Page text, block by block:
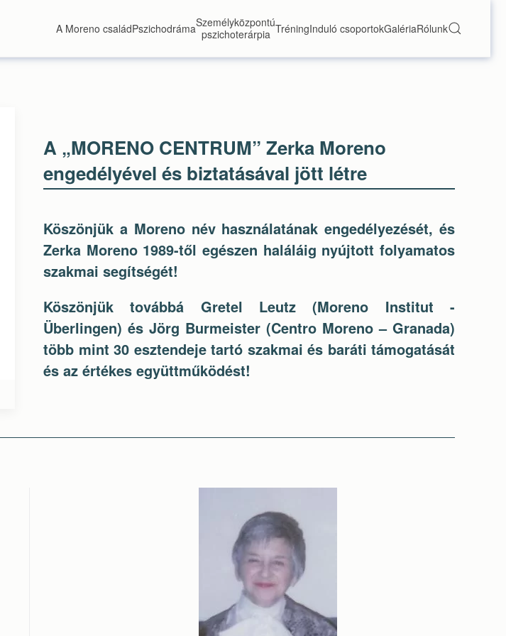
A Moreno családPszichodrámaSzemélyközpontú
pszichoterárpia TréningInduló csoportokGalériaRólunk
A „MORENO CENTRUM” Zerka Moreno
engedélyével és biztatásával jött létre
Köszönjük a Moreno név használatának engedélyezését, és
Zerka Moreno 1989-től egészen haláláig nyújtott folyamatos
szakmai segítségét!
Köszönjük továbbá Gretel Leutz (Moreno Institut -
Überlingen) és Jörg Burmeister (Centro Moreno – Granada)
több mint 30 esztendeje tartó szakmai és baráti támogatását
és az értékes együttműködést!